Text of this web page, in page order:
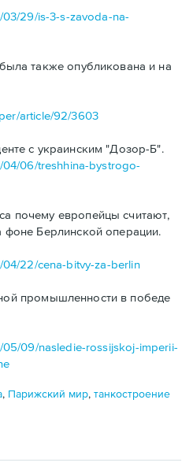
29/is-3-s-zavoda-na-
также опубликована и на
article/92/3603
с украинским "Дозор-Б".
06/treshhina-bystrogo-
почему европейцы считают,
Берлинской операции.
22/cena-bitvy-za-berlin
промышленности в победе
09/nasledie-rossijskoj-imperii-
, Парижский мир,танкостроение